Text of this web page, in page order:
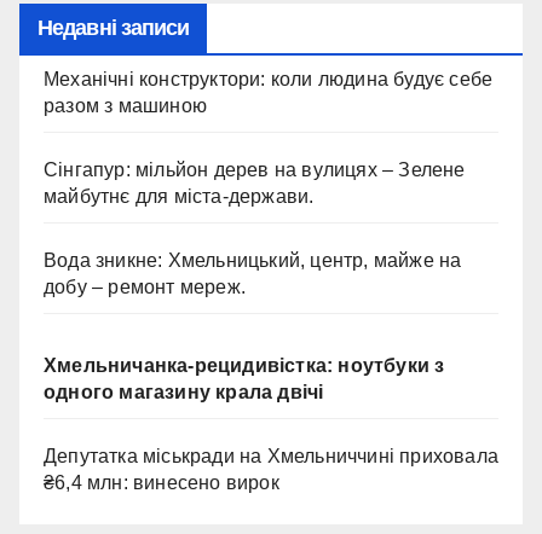
Недавні записи
Механічні конструктори: коли людина будує себе
разом з машиною
Сінгапур: мільйон дерев на вулицях – Зелене
майбутнє для міста-держави.
Вода зникне: Хмельницький, центр, майже на
добу – ремонт мереж.
Хмельничанка-рецидивістка: ноутбуки з
одного магазину крала двічі
Депутатка міськради на Хмельниччині приховала
₴6,4 млн: винесено вирок